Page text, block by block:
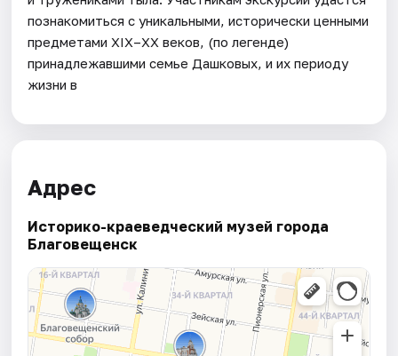
познакомиться с уникальными, исторически ценными
предметами XIX–XX веков, (по легенде)
принадлежавшими семье Дашковых, и их периоду
жизни в
Адрес
Историко-краеведческий музей города
Благовещенск